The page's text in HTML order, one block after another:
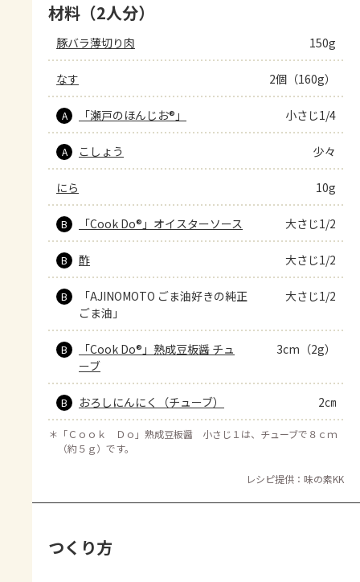
材料（2人分）
豚バラ薄切り肉 150g
なす 2個（160g）
A 「瀬戸のほんじお®」 小さじ1/4
A こしょう 少々
にら 10g
B 「Cook Do®」オイスターソース 大さじ1/2
B 酢 大さじ1/2
B
「AJINOMOTO ごま油好きの純正
ごま油」
大さじ1/2
B
「Cook Do®」熟成豆板醤 チュ
ーブ
3cm（2g）
B おろしにんにく（チューブ） 2㎝
＊ 「Ｃｏｏｋ Ｄｏ」熟成豆板醤 小さじ１は、チューブで８ｃｍ
（約５ｇ）です。
レシピ提供：味の素KK
つくり方